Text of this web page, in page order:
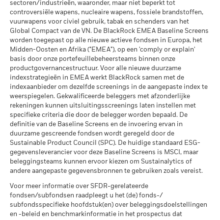
Beperkende
benchmark 1
(%) USD
Het rendement is weergegeven na aftrek van de lopende
kosten. Instap-/uitstapvergoedingen worden niet in
aanmerking genomen bij de berekening.
De getoonde cijfers hebben betrekking op de prestaties in het
verleden.In het verleden behaalde resultaten vormen geen
betrouwbare indicator voor toekomstige resultaten. Markten
kunnen zich in de toekomst heel anders ontwikkelen. Het kan
u helpen om te beoordelen hoe het fonds in het verleden
werd beheerd
De prestaties worden weergegeven op basis van de netto-
inventariswaarde (NIW), waarbij de bruto-inkomsten, indien
van toepassing, worden herbelegd. Het rendement van uw
belegging kan stijgen of dalen als gevolg van
andere valuta dan die gebruikt in de berekening van de
prestaties in het verleden. Bron: Blackrock
MSCI ESG % Dekking
per 17/jul/2026
MSCI ESG-kwaliteitsscore –
Percentiel peer
per 17/jul/2026
Fondsen in peergroup
per 17/jul/2026
MSCI Gewogen Gemiddelde
Koolstofintensiteit % Dekking
per 17/jul/2026
5,83
Alle data komen van MSCI ESG Fund Ratings per
17/jul/2026, op basis van posities per 31/mrt/2026. De
duurzaamheidskenmerken van het fonds kunnen bijgevolg
van tijd tot tijd verschillen van de MSCI ESG Fund Ratings.
Om in MSCI ESG Fund Ratings te worden opgenomen, moet
65% (of 50% voor obligatiefondsen en geldmarktfondsen)
van de brutoweging van het fonds komen van effecten die
door MSCI ESG Research zijn geanalyseerd (bepaalde
contante posities en andere activasoorten die door MSCI voor
MSCI – Oliezand
per 30/jun/2026
Betrokkenheid van
bedrijfsleven Dekking
per 30/jun/2026
Percentage niet-gedekt
Fonds
per 30/jun/2026
96,46%
De blootstellingen van BlackRock inzake betrokkenheid van
het bedrijfsleven, zoals hierboven weergegeven voor
Ketelkool en Oliezand, worden berekend en gerapporteerd
voor bedrijven die meer dan 5% van hun inkomsten
genereren uit ketelkool of oliezand zoals bepaald door MSCI
inkomsten genereren uit ketelkool of oliezand (met een
inkomstendrempel van 0%), zoals bepaald door MSCI ESG
Research, geldt het volgende: voor ketelkool 0,00% en voor
oliezand 0,00%.
sectoren/industrieën, waaronder, maar niet beperkt tot
controversiële wapens, nucleaire wapens, fossiele brandstoffen,
vuurwapens voor civiel gebruik, tabak en schenders van het
Global Compact van de VN. De BlackRock EMEA Baseline Screens
worden toegepast op alle nieuwe actieve fondsen in Europa, het
Midden-Oosten en Afrika ("EMEA"), op een 'comply or explain'
basis door onze portefeuillebeheersteams binnen onze
productgovernancestructuur. Voor alle nieuwe duurzame
indexstrategieën in EMEA werkt BlackRock samen met de
indexaanbieder om dezelfde screenings in de aangepaste index te
weerspiegelen. Gekwalificeerde beleggers met afzonderlijke
rekeningen kunnen uitsluitingsscreenings laten instellen met
specifieke criteria die door de belegger worden bepaald. De
definitie van de Baseline Screens en de invoering ervan in
duurzame gescreende fondsen wordt geregeld door de
Sustainable Product Council (SPC). De huidige standaard ESG-
gegevensleverancier voor deze Baseline Screens is MSCI, maar
beleggingsteams kunnen ervoor kiezen om Sustainalytics of
andere aangepaste gegevensbronnen te gebruiken zoals vereist.
Voor meer informatie over SFDR-gerelateerde
fondsen/subfondsen raadpleegt u het (de) fonds-/
subfondsspecifieke hoofdstuk(en) over beleggingsdoelstellingen
en -beleid en benchmarkinformatie in het prospectus dat